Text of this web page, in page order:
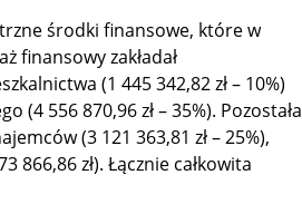
środki finansowe, które w
finansowy zakładał
(1 445 342,82 zł – 10%)
(4 556 870,96 zł – 35%). Pozostała
(3 121 363,81 zł – 25%),
866,86 zł). Łącznie całkowita